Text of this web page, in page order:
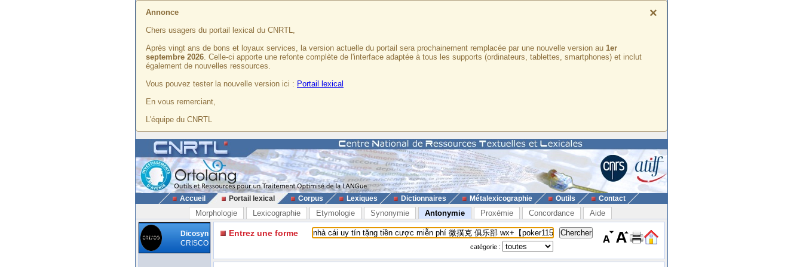
×
Annonce
Chers usagers du portail lexical du CNRTL,
Après vingt ans de bons et loyaux services, la version actuelle du portail sera prochainement remplacée par une nouvelle version au 1er
septembre 2026. Celle-ci apporte une refonte complète de l'interface adaptée à tous les supports (ordinateurs, tablettes, smartphones) et inclut
également de nouvelles ressources.
Vous pouvez tester la nouvelle version ici : Portail lexical
En vous remerciant,
L'équipe du CNRTL
Accueil Portail lexical Corpus Lexiques Dictionnaires Métalexicographie Outils Contact
Morphologie Lexicographie Etymologie Synonymie Antonymie Proxémie Concordance Aide
Dicosyn
CRISCO
Entrez une forme
catégorie :